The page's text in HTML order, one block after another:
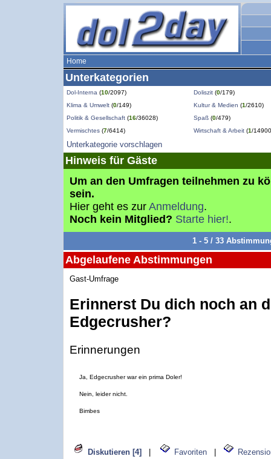
Home
Unterkategorien
Dol-Interna (10/2097) Doliszit (0/179)
Klima & Umwelt (0/149) Kultur & Medien (1/2610)
Politik & Gesellschaft (16/36028) Spaß (0/479)
Vermischtes (7/6414) Wirtschaft & Arbeit (1/
Unterkategorie vorschlagen
Hinweis für Gäste
Um an den Umfragen teilnehmen zu
sein.
Hier geht es zur Anmeldung.
Noch kein Mitglied? Starte hier!.
1 - 5 / 33
Abgelaufene Abstimmungen
Gast-Umfrage
Erinnerst Du dich noch an
Edgecrusher?
Erinnerungen
Ja, Edgecrusher war ein prima Doler!
Nein, leider nicht.
Bimbes
Diskutieren [4] Favoriten